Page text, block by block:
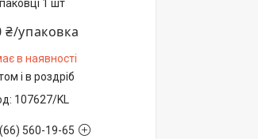
1 шт
₴/упаковка
в наявності
і в роздріб
107627/KL
560-19-65